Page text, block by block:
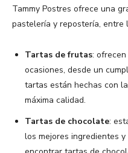
Tammy Postres ofrece una
pastelería y repostería, entre
Tartas de frutas:
ocasiones, desde un
tartas están hechas con
máxima calidad.
Tartas de chocolate:
los mejores ingredientes